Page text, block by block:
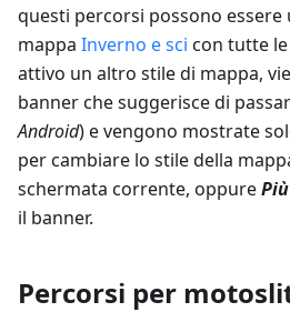
questi percorsi possono essere
mappa Inverno e sci con tutte le
attivo un altro stile di mappa,
banner che suggerisce di
Android) e vengono mostrate
per cambiare lo stile della
schermata corrente, oppure
il banner.
Percorsi per